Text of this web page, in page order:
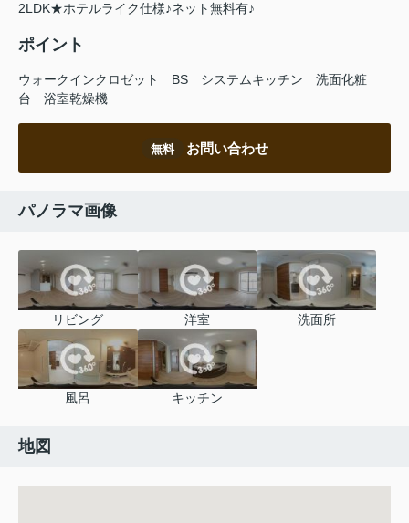
2LDK★ホテルライク仕様♪ネット無料有♪
ポイント
ウォークインクロゼット BS システムキッチン
洗面化粧
台
浴室乾燥機
無料 お問い合わせ
パノラマ画像
リビング 洋室 洗面所
風呂 キッチン
地図